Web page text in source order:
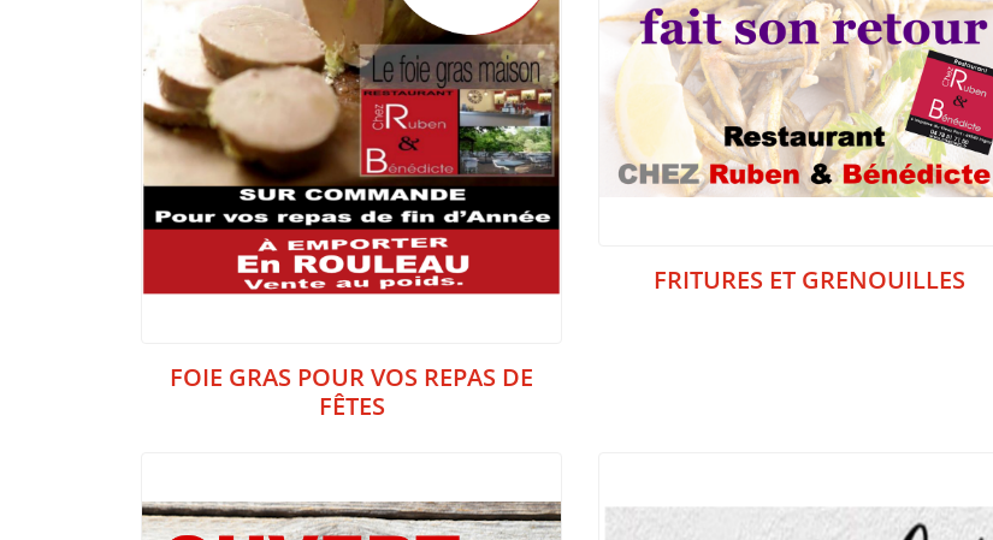
FOIE GRAS POUR VOS REPAS DE
FÊTES
FRITURES ET GRENOUILLES